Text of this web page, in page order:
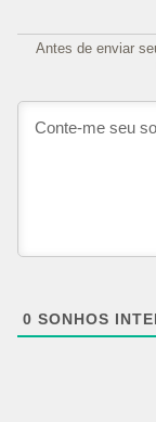
Antes de enviar
0 SONHOS